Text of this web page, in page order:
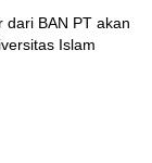
dari BAN PT akan
Islam